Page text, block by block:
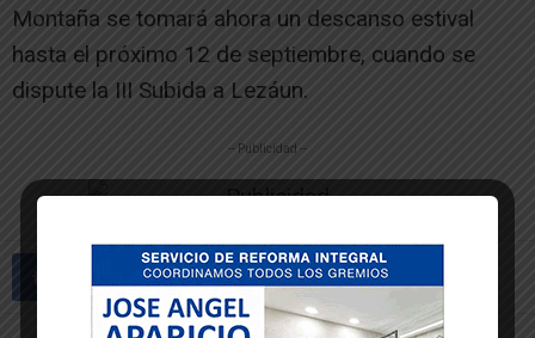
Montaña se tomará ahora un descanso estival
hasta el próximo 12 de septiembre, cuando se
dispute la III Subida a Lezáun.
-- Publicidad --